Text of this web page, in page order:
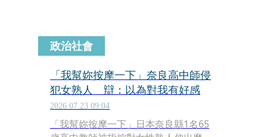
政治社會
「我幫妳按摩一下」奈良高中師侵
犯女熟人 辯：以為對我有好感
2026.07.23 09:04
「我幫妳按摩一下」日本奈良縣1名65